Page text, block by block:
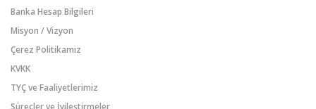
Banka Hesap Bilgileri
Misyon / Vizyon
Çerez Politikamız
KVKK
TYÇ ve Faaliyetlerimiz
Süreçler ve İyileştirmeler